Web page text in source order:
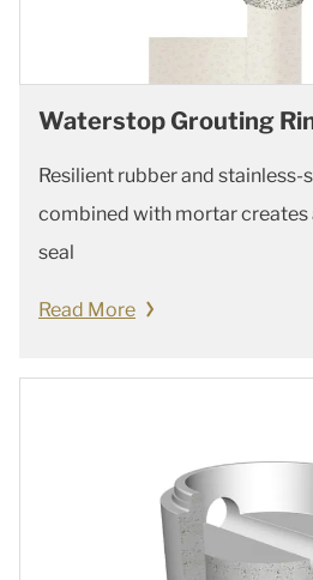
Waterstop Grouting
Resilient rubber and stainless-
combined with mortar creates
seal
Read More